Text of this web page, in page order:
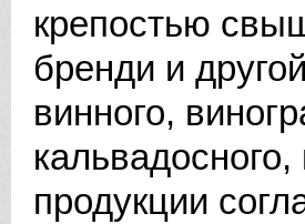
крепостью
бренди и
винного,
продукции